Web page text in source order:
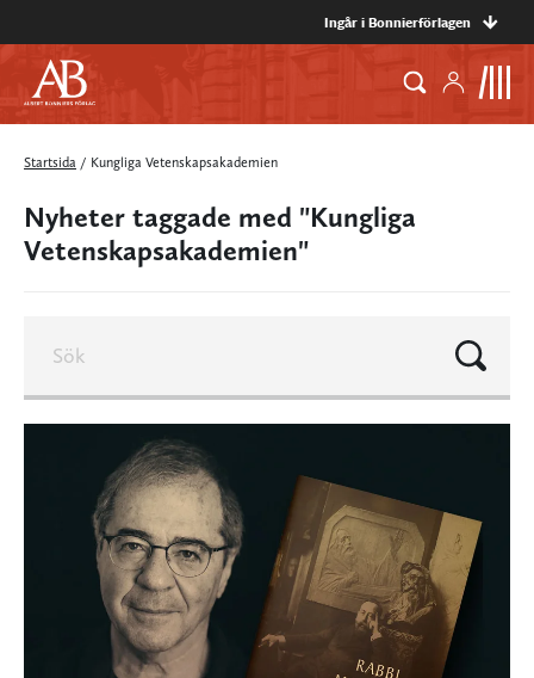
Ingår i Bonnierförlagen
Startsida / Kungliga Vetenskapsakademien
Nyheter taggade med "Kungliga
Vetenskapsakademien"